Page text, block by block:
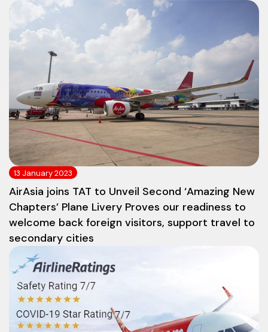
13 January 2023
AirAsia joins TAT to Unveil Second ‘Amazing New
Chapters’ Plane Livery Proves our readiness to
welcome back foreign visitors, support travel to
secondary cities